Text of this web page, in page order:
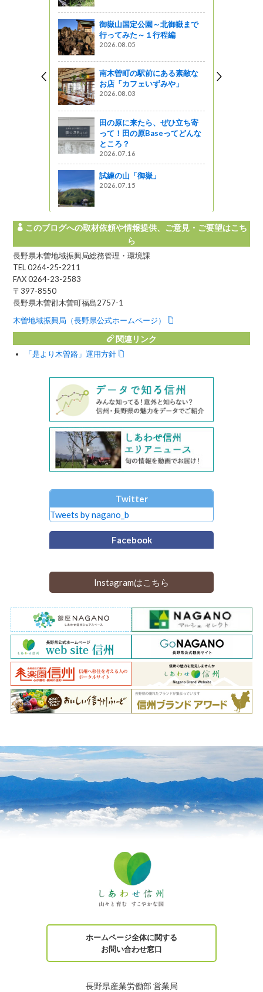
御嶽山国定公園～北御嶽まで
行ってみた～１行程編
2026.08.05
南木曽町の駅前にある素敵な
お店「カフェいずみや」
2026.08.03
田の原に来たら、ぜひ立ち寄
って！田の原Baseってどんな
ところ？
2026.07.16
試練の山「御嶽」
2026.07.15
このブログへの取材依頼や情報提供、ご意見・ご要望はこち
ら
長野県木曽地域振興局総務管理・環境課
TEL 0264-25-2211
FAX 0264-23-2583
〒397-8550
長野県木曽郡木曽町福島2757-1
木曽地域振興局（長野県公式ホームページ）
関連リンク
「是より木曽路」運用方針
Twitter
Tweets by nagano_b
Facebook
Instagramはこちら
ホームページ全体に関する
お問い合わせ窓口
長野県産業労働部 営業局